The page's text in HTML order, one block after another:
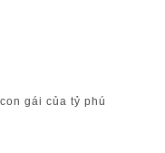
gái của tỷ phú